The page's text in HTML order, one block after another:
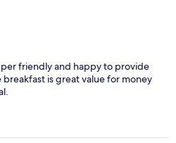
friendly and happy to provide
is great value for money